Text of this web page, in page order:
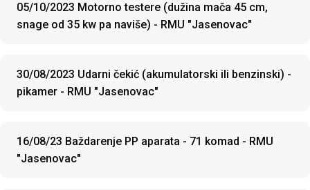
05/10/2023 Motorno testere (dužina mača 45 cm,
snage od 35 kw pa naviše) - RMU "Jasenovac"
30/08/2023 Udarni čekić (akumulatorski ili benzinski) -
pikamer - RMU "Jasenovac"
16/08/23 Baždarenje PP aparata - 71 komad - RMU
"Jasenovac"